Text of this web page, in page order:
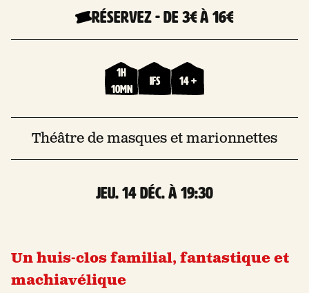
Réservez-De 3€à 16€
1h
10mn
Ifs 14 +
Théâtre de masques et marionnettes
jeu. 14 Déc. à 19:30
Un huis-clos familial, fantastique et
machiavélique